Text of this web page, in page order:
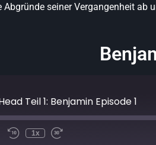
seiner Vergangenheit
Teil 1: Benjamin Episode 1
1x